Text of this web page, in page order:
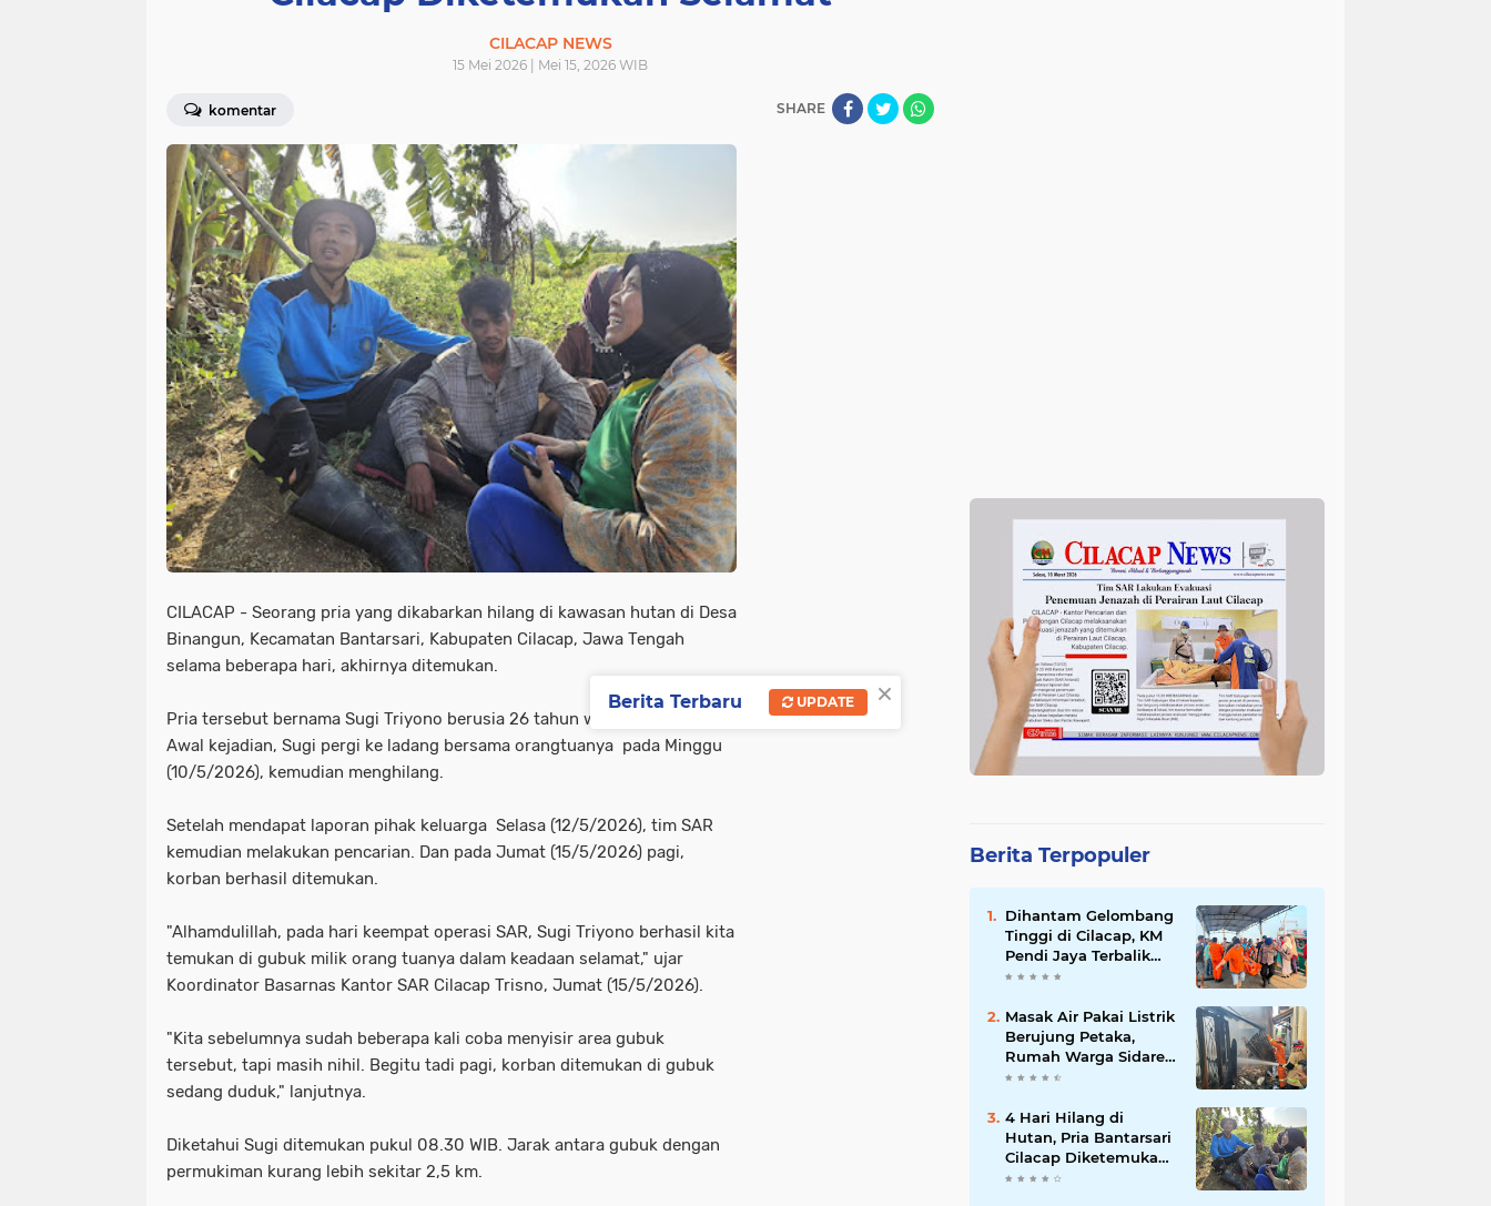
CILACAP NEWS
15 Mei 2026 | Mei 15, 2026 WIB
komentar SHARE
CILACAP - Seorang pria yang dikabarkan hilang di kawasan hutan di Desa
Binangun, Kecamatan Bantarsari, Kabupaten Cilacap, Jawa Tengah
selama beberapa hari, akhirnya ditemukan.
Pria tersebut bernama Sugi Triyono berusia 26 tahun warga setempat.
Awal kejadian, Sugi pergi ke ladang bersama orangtuanya pada Minggu
(10/5/2026), kemudian menghilang.
Setelah mendapat laporan pihak keluarga Selasa (12/5/2026), tim SAR
kemudian melakukan pencarian. Dan pada Jumat (15/5/2026) pagi,
korban berhasil ditemukan.
"Alhamdulillah, pada hari keempat operasi SAR, Sugi Triyono berhasil kita
temukan di gubuk milik orang tuanya dalam keadaan selamat," ujar
Koordinator Basarnas Kantor SAR Cilacap Trisno, Jumat (15/5/2026).
"Kita sebelumnya sudah beberapa kali coba menyisir area gubuk
tersebut, tapi masih nihil. Begitu tadi pagi, korban ditemukan di gubuk
sedang duduk," lanjutnya.
Diketahui Sugi ditemukan pukul 08.30 WIB. Jarak antara gubuk dengan
permukiman kurang lebih sekitar 2,5 km.
Berita Terpopuler
Dihantam Gelombang
Tinggi di Cilacap, KM
Pendi Jaya Terbalik
dan Tewaskan 2 ABK
Masak Air Pakai Listrik
Berujung Petaka,
Rumah Warga Sidareja
Cilacap Hangus
4 Hari Hilang di
Hutan, Pria Bantarsari
Cilacap Diketemukan
Selamat
×
Berita Terbaru UPDATE